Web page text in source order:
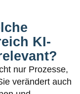
KI-
nur Prozesse,
verändert auch